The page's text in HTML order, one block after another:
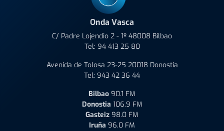
Onda Vasca
C/ Padre Lojendio 2 - 1º 48008 Bilbao
Tel: 94 413 25 80
Avenida de Tolosa 23-25 20018 Donostia
Tel: 943 42 36 44
Bilbao 90.1 FM
Donostia 106.9 FM
Gasteiz 98.0 FM
Iruña 96.0 FM